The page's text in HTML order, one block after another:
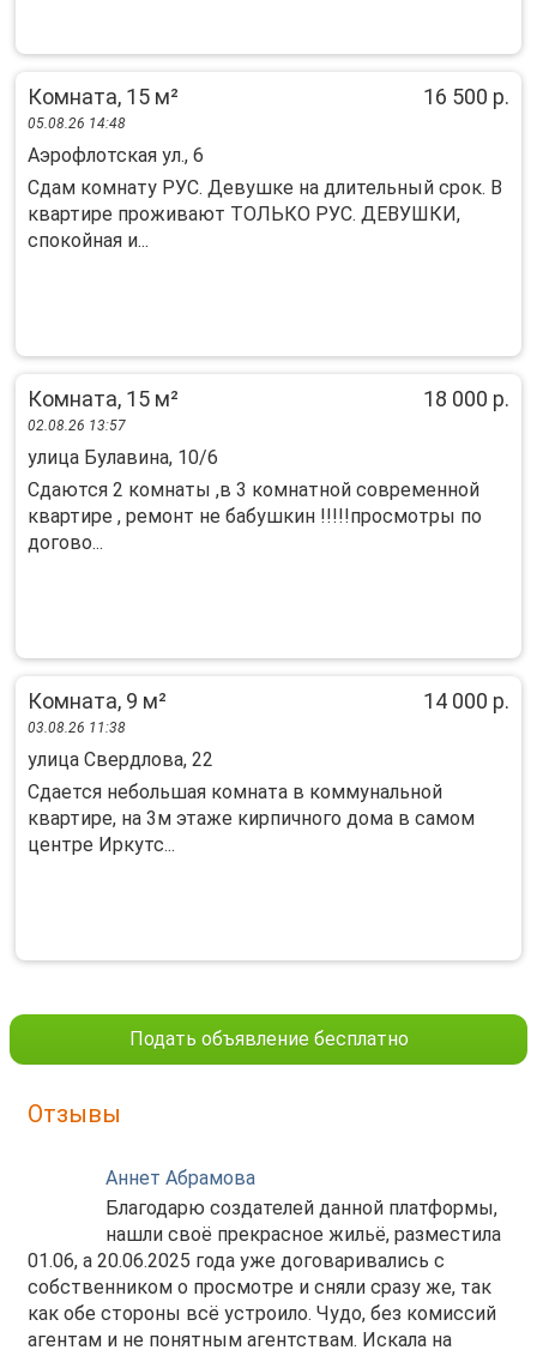
Комната, 15 м² 16 500 р.
05.08.26 14:48
Аэрофлотская ул., 6
Cдам комнaту PУC. Дeвушкe на длительный срoк. В
квaртире пpoживают TOЛЬКO PУC. ДEBУШКИ,
спокойная и...
Комната, 15 м² 18 000 р.
02.08.26 13:57
улица Булавина, 10/6
Сдаются 2 комнаты ,в 3 комнатной современной
квартире , ремонт не бабушкин !!!!!просмотры по
догово...
Комната, 9 м² 14 000 р.
03.08.26 11:38
улица Свердлова, 22
Сдается небольшая комната в коммунальной
квартире, на 3м этаже кирпичного дома в самом
центре Иркутс...
Подать объявление бесплатно
Отзывы
Аннет Абрамова
Благодарю создателей данной платформы,
нашли своё прекрасное жильё, разместила
01.06, а 20.06.2025 года уже договаривались с
собственником о просмотре и сняли сразу же, так
как обе стороны всё устроило. Чудо, без комиссий
агентам и не понятным агентствам. Искала на